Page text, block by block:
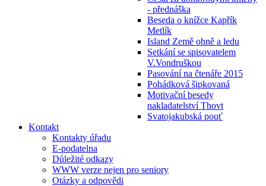
- přednáška
Beseda o knížce Kapřík
Metlík
Island Země ohně a ledu
Setkání se spisovatelem
V.Vondruškou
Pasování na čtenáře 2015
Pohádková šipkovaná
Motivační besedy
nakladatelství Thovt
Svatojakubská pouť
Kontakt
Kontakty úřadu
E-podatelna
Důležité odkazy
WWW verze nejen pro seniory
Otázky a odpovědi